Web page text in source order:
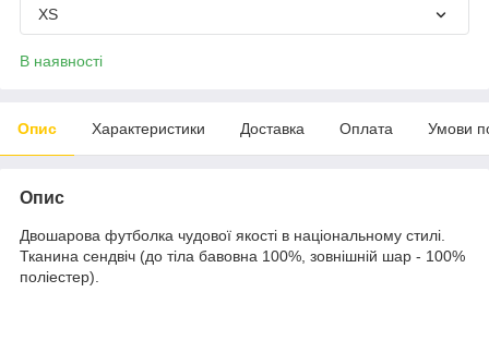
XS
В наявності
Опис Характеристики Доставка Оплата Умови
Опис
Двошарова футболка чудової якості в національному стилі.
Тканина сендвіч (до тіла бавовна 100%, зовнішній шар - 100%
поліестер).